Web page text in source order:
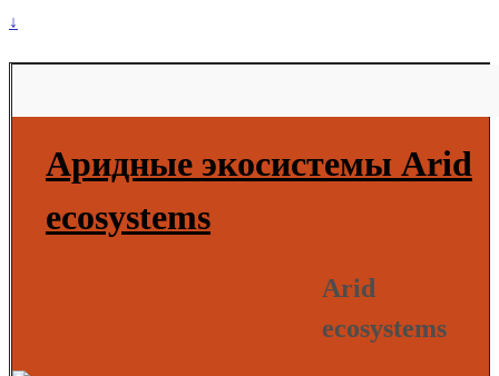
↓
Аридные экосистемы Arid
ecosystems
Arid
ecosystems